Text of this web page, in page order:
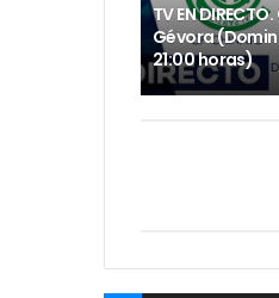
TV EN
Gévora
21:00 horas)